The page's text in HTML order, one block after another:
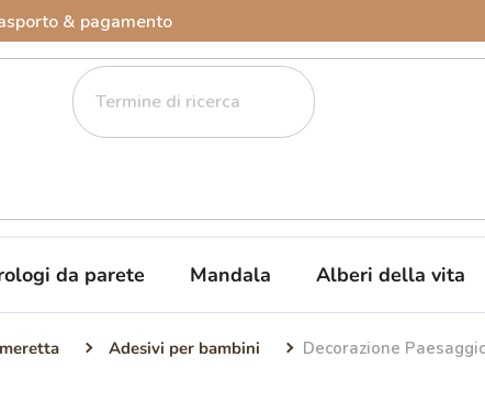
& pagamento
da parete Mandala Alberi della vita
Adesivi per bambini Decorazione